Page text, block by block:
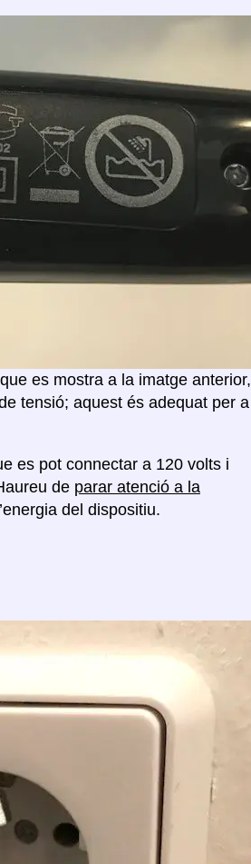
es mostra a la imatge anterior,
tensió; aquest és adequat per a
es pot connectar a 120 volts i
de parar atenció a la
del dispositiu.